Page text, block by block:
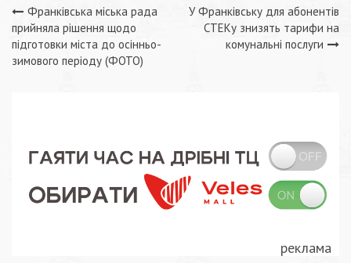
Навігація
записів
Франківська міська рада
прийняла рішення щодо
підготовки міста до осінньо-
зимового періоду (ФОТО)
У Франківську для абонентів
СТЕКу знизять тарифи на
комунальні послуги